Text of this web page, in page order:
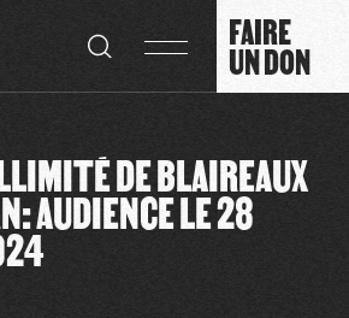
FAIRE
UN DON
DE BLAIREAUX
AUDIENCE LE 28